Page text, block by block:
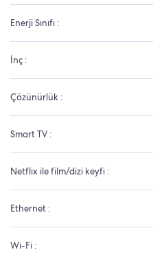
Enerji Sınıfı :
İnç :
Çözünürlük :
Smart TV :
Netflix ile film/dizi keyfi :
Ethernet :
Wi-Fi :